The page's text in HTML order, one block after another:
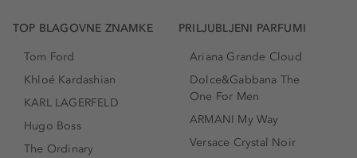
TOP BLAGOVNE ZNAMKE
Tom Ford
Khloé Kardashian
KARL LAGERFELD
Hugo Boss
The Ordinary
PRILJUBLJENI PARFUMI
Ariana Grande Cloud
Dolce&Gabbana The
One For Men
ARMANI My Way
Versace Crystal Noir